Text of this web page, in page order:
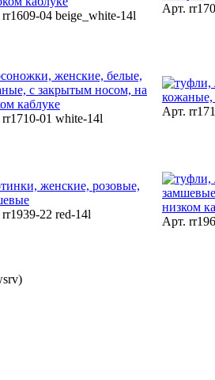
04 beige_white-14l
Арт.
01 white-14l
Арт.
22 red-14l
Арт.